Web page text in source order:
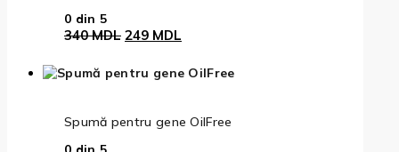
0 din 5
340MDL Prețul
a
249 MDL
este:
Spumă pentru gene OilFree